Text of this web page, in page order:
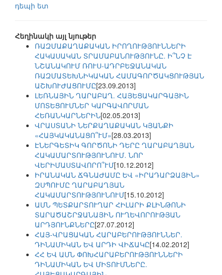
դեպի ետ
Հեղինակի այլ նյութեր
ՌԱԶՄԱՔԱՂԱՔԱԿԱՆ ԻՐՈՂՈՒԹՅՈՒՆՆԵՐԻ
ՀԱԿԱՍԱԿԱՆ ՏՐԱՄԱԲԱՆՈՒԹՅՈՒՆԸ. Ի՞ՆՉ Է
ՆՇԱՆԱԿՈՒՄ ՌՈՒՍ-ԱԴՐԲԵՋԱՆԱԿԱՆ
ՌԱԶՄԱՏԵԽՆԻԿԱԿԱՆ ՀԱՄԱԳՈՐԾԱԿՑՈՒԹՅԱՆ
ԱՇԽՈՒԺԱՑՈՒՄԸ[23.09.2013]
ԼԵՌՆԱՅԻՆ ՂԱՐԱԲԱՂ. ՀԱՅԵՑԱԿԱՐԳԱՅԻՆ
ՄՈՏԵՑՈՒՄՆԵՐ ԿԱՐԳԱՎՈՐՄԱՆ
ՀԵՌԱՆԿԱՐՆԵՐԻՆ[02.05.2013]
ՎՐԱՍՏԱՆԻ ՆԵՐՔԱՂԱՔԱԿԱՆ ԿՅԱՆՔԻ
«ՀԱՅԿԱԿԱՆԱՑՈ՞ՒՄ»[28.03.2013]
ԷՆԵՐԳԵՏԻԿ ԳՈՐԾՈՆԻ ԴԵՐԸ ՂԱՐԱԲԱՂՅԱՆ
ՀԱԿԱՄԱՐՏՈՒԹՅՈՒՆՈՒՄ. ՆՈՐ
ՎԵՐԻՄԱՍՏԱՎՈՐՈ՞ՒՄ[10.12.2012]
ԻՐԱՆԱԿԱՆ ՃԳՆԱԺԱՄԸ ԵՎ «ԻՐԱԴԱՐՁԱՅԻՆ»
ԶՍՊՈՒՄԸ ՂԱՐԱԲԱՂՅԱՆ
ՀԱԿԱՄԱՐՏՈՒԹՅՈՒՆՈՒՄ[15.10.2012]
ԱՄՆ ՊԵՏՔԱՐՏՈՒՂԱՐ ՀԻԼԱՐԻ ՔԼԻՆԹՈՆԻ
ՏԱՐԱԾԱՇՐՋԱՆԱՅԻՆ ՈՒՂԵՎՈՐՈՒԹՅԱՆ
ԱՐԴՅՈՒՆՔՆԵՐԸ[27.07.2012]
ՀԱՅ-ՎՐԱՑԱԿԱՆ ՀԱՐԱԲԵՐՈՒԹՅՈՒՆՆԵՐ.
ԴԻՆԱՄԻԿԱՆ ԵՎ ԱՐԴԻ ՎԻՃԱԿԸ[14.02.2012]
ՀՀ ԵՎ ԱՄՆ ՓՈԽՀԱՐԱԲԵՐՈՒԹՅՈՒՆՆԵՐԻ
ԴԻՆԱՄԻԿԱՆ ԵՎ ՄԻՏՈՒՄՆԵՐԸ.